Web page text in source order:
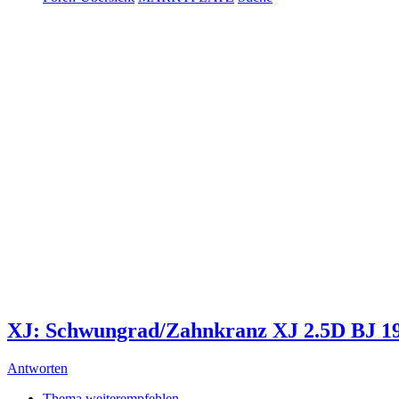
XJ: Schwungrad/Zahnkranz XJ 2.5D BJ
Antworten